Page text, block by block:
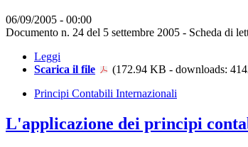
06/09/2005 - 00:00
Documento n. 24 del 5 settembre 2005 - Scheda di
Leggi
Scarica il file
(172.94 KB - downloads:
Principi Contabili Internazionali
L'applicazione dei principi